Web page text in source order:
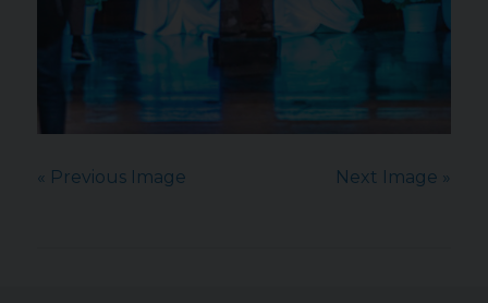
« Previous Image Next Image »